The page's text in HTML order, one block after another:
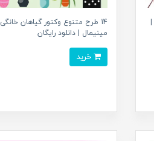
14 طرح متنوع وکتور گیاهان خانگی
مینیمال | دانلود رایگان
خرید